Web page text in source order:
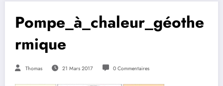
Pompe_à_chaleur_géothe
rmique
Thomas 21 Mars 2017 0 Commentaires